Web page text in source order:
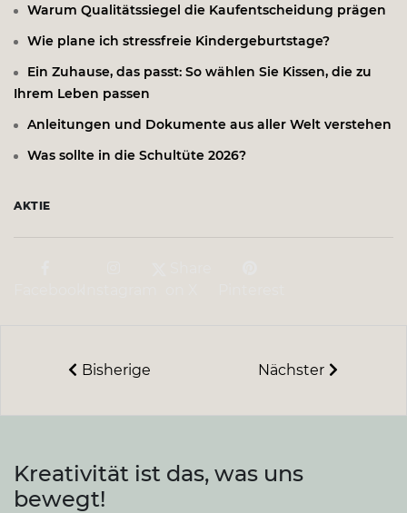
Warum Qualitätssiegel die Kaufentscheidung prägen
Wie plane ich stressfreie Kindergeburtstage?
Ein Zuhause, das passt: So wählen Sie Kissen, die zu
Ihrem Leben passen
Anleitungen und Dokumente aus aller Welt verstehen
Was sollte in die Schultüte 2026?
AKTIE
Bisherige Nächster
Kreativität ist das, was uns
bewegt!